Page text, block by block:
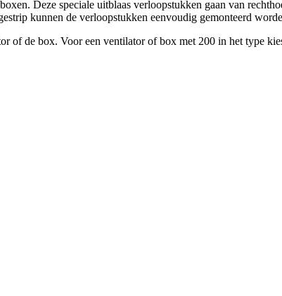
Deze speciale uitblaas verloopstukken gaan van
kunnen de verloopstukken eenvoudig gemonteerd
of de box. Voor een ventilator of box met 200 in het type